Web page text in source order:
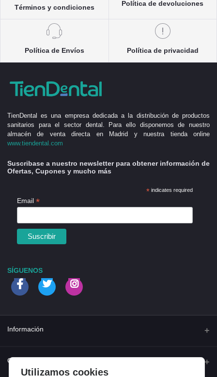
Términos y condiciones
Política de devoluciones
Política de Envíos Política de privacidad
TienDental es una empresa dedicada a la distribución de productos
sanitarios para el sector dental. Para ello disponemos de nuestro
almacén de venta directa en Madrid y nuestra tienda online
www.tiendental.com
Suscribase a nuestro newsletter para obtener información de
Ofertas, Cupones y mucho más
*indicates required
Email *
SÍGUENOS
Información
Quienes somos
Contacto
Utilizamos cookies